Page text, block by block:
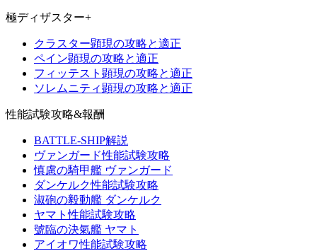
極ディザスター+
クラスター顕現の攻略と適正
ペイン顕現の攻略と適正
フィッテスト顕現の攻略と適正
ソレムニティ顕現の攻略と適正
性能試験攻略&報酬
BATTLE-SHIP解説
ヴァンガード性能試験攻略
慎慮の騎甲艦 ヴァンガード
ダンケルク性能試験攻略
淑砲の毅動艦 ダンケルク
ヤマト性能試験攻略
號臨の決氣艦 ヤマト
アイオワ性能試験攻略